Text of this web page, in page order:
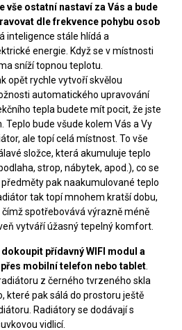
vše ostatní nastaví za Vás a bude
dle frekvence pohybu osob
inteligence stále hlídá a
energie. Když se v místnosti
sníží topnou teplotu.
opět rychle vytvoří skvělou
automatického upravování
tepla budete mít pocit, že jste
Teplo bude všude kolem Vás a Vy
ale topí celá místnost. To vše
složce, která akumuluje teplo
strop, nábytek, apod.), co se
pak naakumulované teplo
tak topí mnohem kratší dobu,
spotřebovává výrazně méně
vytváří úžasný tepelný komfort.
přídavný WIFI modul a
mobilní telefon nebo tablet
z černého tvrzeného skla
které pak sálá do prostoru ještě
Radiátory se dodávají s
vidlicí.